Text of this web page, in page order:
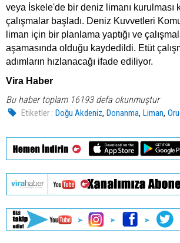
veya İskele'de bir deniz limanı kurulması
çalışmalar başladı. Deniz Kuvvetleri
liman için bir planlama yaptığı ve
aşamasında olduğu kaydedildi. Etüt
adımların hızlanacağı ifade ediliyor.
Vira Haber
Bu haber toplam 16193 defa okunmuştur
Etiketler : Doğu Akdeniz,Donanma,Liman,